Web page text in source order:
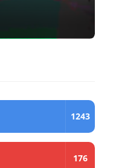
1243
176